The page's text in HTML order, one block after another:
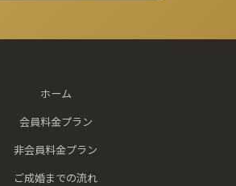
ホーム
会員料金プラン
非会員料金プラン
ご成婚までの流れ